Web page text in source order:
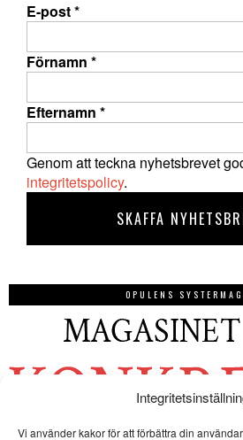
Vi använder kakor för att förbättra din
E-post*
Förnamn *
Efternamn *
Genom att teckna nyhetsbrevet
integritetspolicy.
OPULENS